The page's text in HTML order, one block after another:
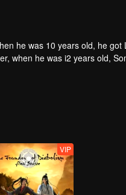
he was 10 years old, he got
when he was i2 years old,
VIP